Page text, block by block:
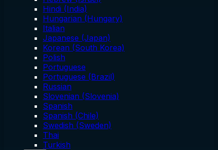
Hindi (India)
Hungarian (Hungary)
Italian
Japanese (Japan)
Korean (South Korea)
Polish
Portuguese
Portuguese (Brazil)
Russian
Slovenian (Slovenia)
Spanish
Spanish (Chile)
Swedish (Sweden)
Thai
Turkish